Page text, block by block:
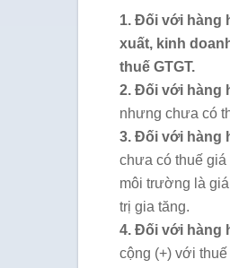
1. Đối với hàng
xuất, kinh
thuế GTGT.
2. Đối với hàng
nhưng chưa có
3. Đối với hàng
chưa có thuế
môi trường là
trị gia tăng.
4. Đối với hàng
cộng (+) với